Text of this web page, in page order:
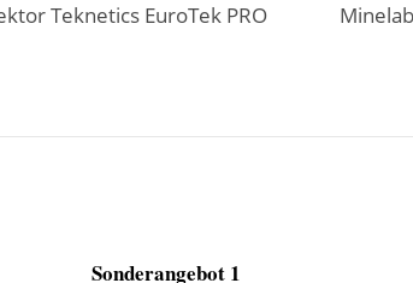
Teknetics EuroTek PRO
Sonderangebot 1